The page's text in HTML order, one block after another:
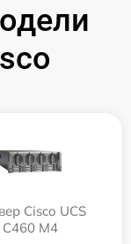
Cisco UCS
C460 M4